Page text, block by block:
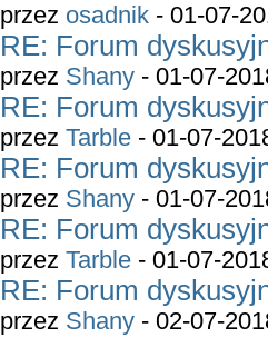
przez osadnik - 01-07-
RE: Forum
przez Shany - 01-07-
RE: Forum
przez Tarble - 01-07-
RE: Forum
przez Shany - 01-07-
RE: Forum
przez Tarble - 01-07-
RE: Forum
przez Shany - 02-07-